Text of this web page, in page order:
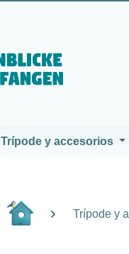
Trípode y accesorios
Trípode y